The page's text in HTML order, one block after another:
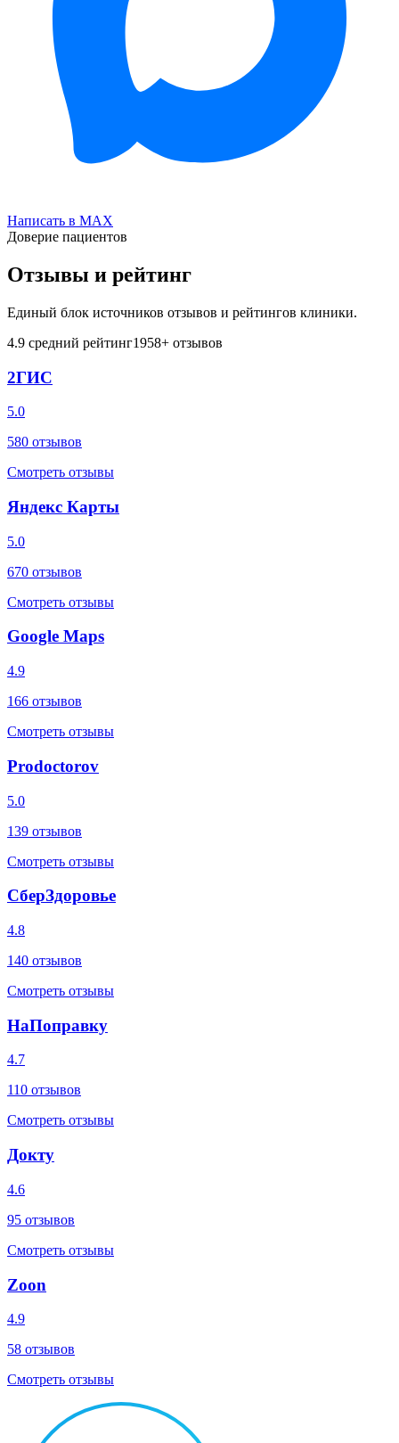
Написать в MAX
Доверие пациентов
Отзывы и рейтинг
Единый блок источников отзывов и рейтингов клиники.
4.9 средний рейтинг1958+ отзывов
2ГИС
5.0
580 отзывов
Смотреть отзывы
Яндекс Карты
5.0
670 отзывов
Смотреть отзывы
Google Maps
4.9
166 отзывов
Смотреть отзывы
Prodoctorov
5.0
139 отзывов
Смотреть отзывы
СберЗдоровье
4.8
140 отзывов
Смотреть отзывы
НаПоправку
4.7
110 отзывов
Смотреть отзывы
Докту
4.6
95 отзывов
Смотреть отзывы
Zoon
4.9
58 отзывов
Смотреть отзывы